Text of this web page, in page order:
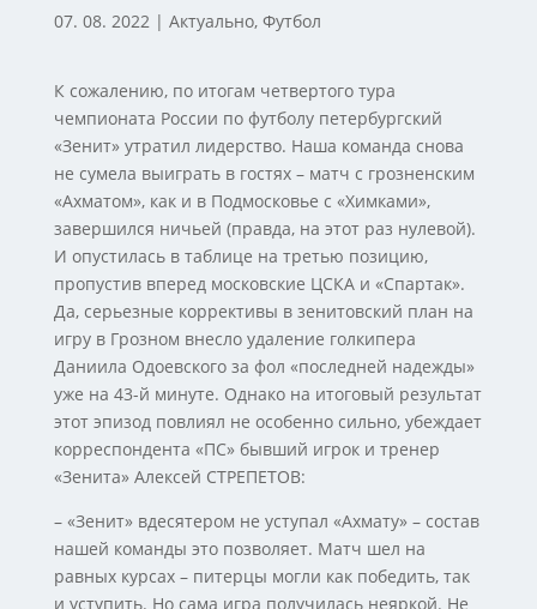
07. 08. 2022| Актуально, Футбол
К сожалению, по итогам четвертого тура
чемпионата России по футболу петербургский
«Зенит» утратил лидерство. Наша команда снова
не сумела выиграть в гостях – матч с грозненским
«Ахматом», как и в Подмосковье с «Химками»,
завершился ничьей (правда, на этот раз нулевой).
И опустилась в таблице на третью позицию,
пропустив вперед московские ЦСКА и «Спартак».
Да, серьезные коррективы в зенитовский план на
игру в Грозном внесло удаление голкипера
Даниила Одоевского за фол «последней надежды»
уже на 43-й минуте. Однако на итоговый результат
этот эпизод повлиял не особенно сильно, убеждает
корреспондента «ПС» бывший игрок и тренер
«Зенита» Алексей СТРЕПЕТОВ:
– «Зенит» вдесятером не уступал «Ахмату» – состав
нашей команды это позволяет. Матч шел на
равных курсах – питерцы могли как победить, так
и уступить. Но сама игра получилась неяркой. Не